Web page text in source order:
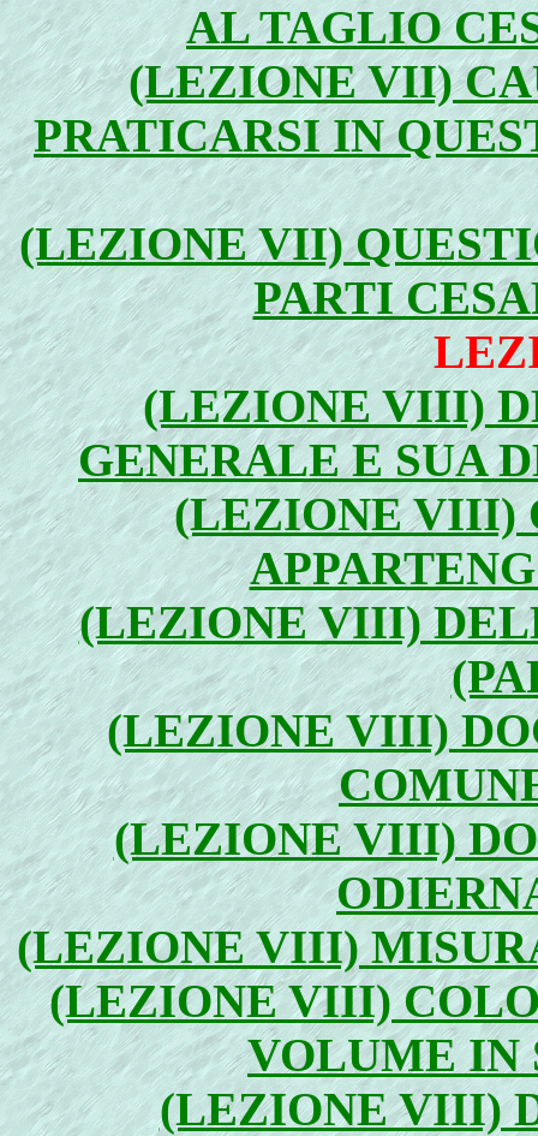
AL TAGLIO
(LEZIONE VII)
PRATICARSI IN
(LEZIONE VII)
PARTI
(LEZIONE VIII)
GENERALE E SUA
(LEZIONE VIII)
(LEZIONE VIII)
(LEZIONE VIII)
(LEZIONE VIII)
(LEZIONE VIII)
(LEZIONE VIII)
VOLUME IN
(LEZIONE VIII)